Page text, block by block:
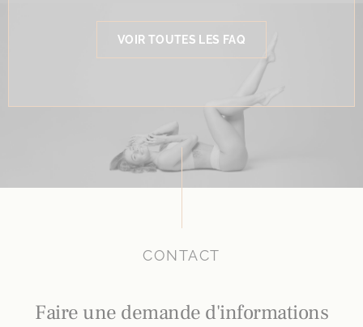
VOIR TOUTES LES FAQ
CONTACT
Faire une demande d'informations